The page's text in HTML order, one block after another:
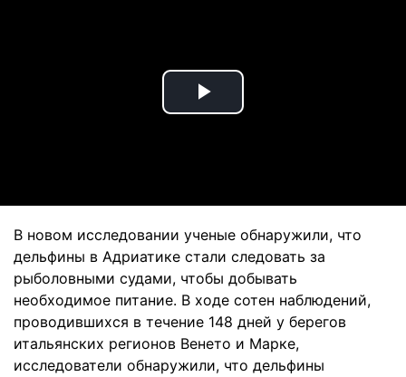
Play
В новом исследовании ученые обнаружили, что
дельфины в Адриатике стали следовать за
рыболовными судами, чтобы добывать
необходимое питание. В ходе сотен наблюдений,
проводившихся в течение 148 дней у берегов
итальянских регионов Венето и Марке,
исследователи обнаружили, что дельфины